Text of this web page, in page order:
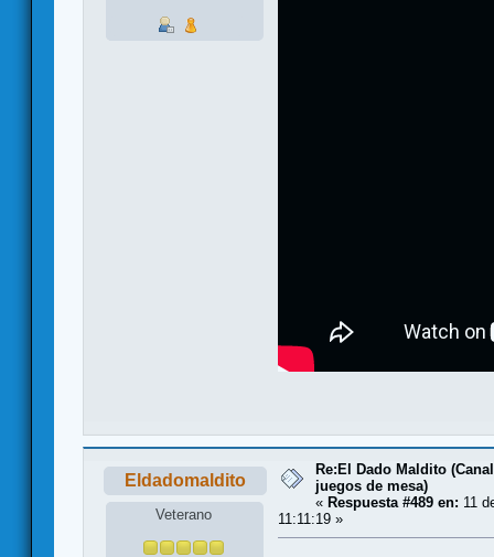
Eldadomaldito
Veterano
Re:El Dado Maldito
juegos de mesa)
« Respuesta #489 en: 11
11:11:19 »